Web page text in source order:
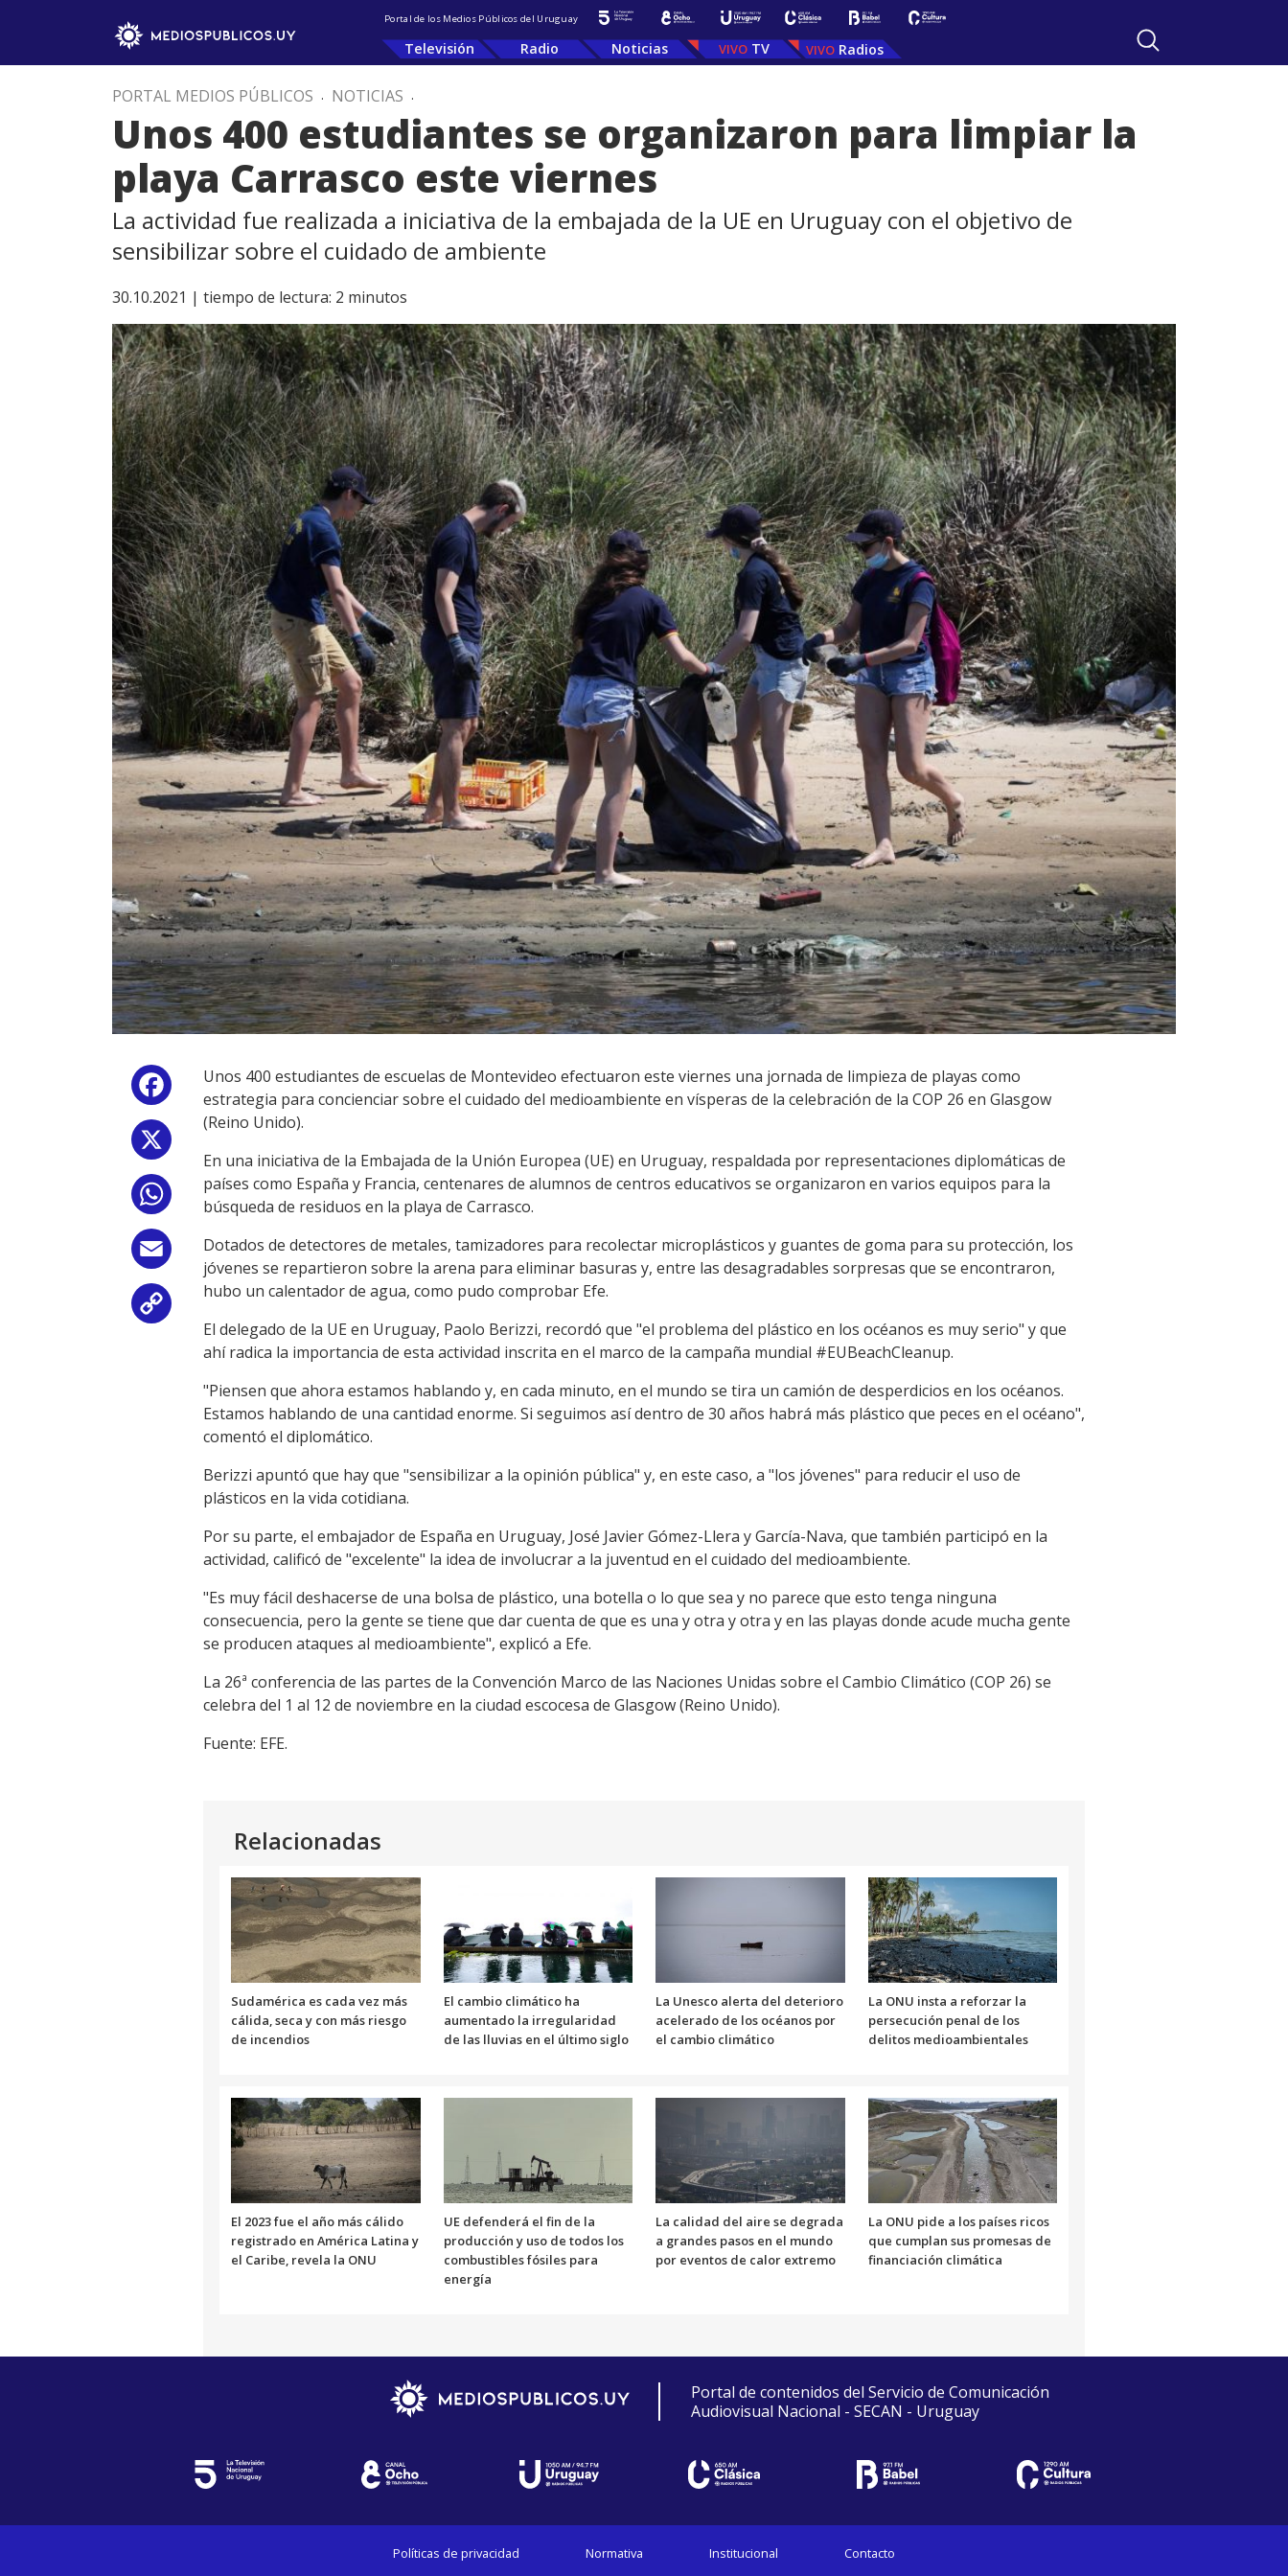
Portal de los Medios Públicos del Uruguay
Televisión Radio Noticias TV Radios
PORTAL MEDIOS PÚBLICOS . NOTICIAS .
Unos 400 estudiantes se organizaron para limpiar la
playa Carrasco este viernes
La actividad fue realizada a iniciativa de la embajada de la UE en Uruguay con el objetivo de
sensibilizar sobre el cuidado de ambiente
30.10.2021 | tiempo de lectura: 2 minutos
Facebook
WhatsApp
Email
Link
Unos 400 estudiantes de escuelas de Montevideo efectuaron este viernes una jornada de limpieza de playas como
estrategia para concienciar sobre el cuidado del medioambiente en vísperas de la celebración de la COP 26 en Glasgow
(Reino Unido).
En una iniciativa de la Embajada de la Unión Europea (UE) en Uruguay, respaldada por representaciones diplomáticas de
países como España y Francia, centenares de alumnos de centros educativos se organizaron en varios equipos para la
búsqueda de residuos en la playa de Carrasco.
Dotados de detectores de metales, tamizadores para recolectar microplásticos y guantes de goma para su protección, los
jóvenes se repartieron sobre la arena para eliminar basuras y, entre las desagradables sorpresas que se encontraron,
hubo un calentador de agua, como pudo comprobar Efe.
El delegado de la UE en Uruguay, Paolo Berizzi, recordó que "el problema del plástico en los océanos es muy serio" y que
ahí radica la importancia de esta actividad inscrita en el marco de la campaña mundial #EUBeachCleanup.
"Piensen que ahora estamos hablando y, en cada minuto, en el mundo se tira un camión de desperdicios en los océanos.
Estamos hablando de una cantidad enorme. Si seguimos así dentro de 30 años habrá más plástico que peces en el océano",
comentó el diplomático.
Berizzi apuntó que hay que "sensibilizar a la opinión pública" y, en este caso, a "los jóvenes" para reducir el uso de
plásticos en la vida cotidiana.
Por su parte, el embajador de España en Uruguay, José Javier Gómez-Llera y García-Nava, que también participó en la
actividad, calificó de "excelente" la idea de involucrar a la juventud en el cuidado del medioambiente.
"Es muy fácil deshacerse de una bolsa de plástico, una botella o lo que sea y no parece que esto tenga ninguna
consecuencia, pero la gente se tiene que dar cuenta de que es una y otra y otra y en las playas donde acude mucha gente
se producen ataques al medioambiente", explicó a Efe.
La 26ª conferencia de las partes de la Convención Marco de las Naciones Unidas sobre el Cambio Climático (COP 26) se
celebra del 1 al 12 de noviembre en la ciudad escocesa de Glasgow (Reino Unido).
Fuente: EFE.
Relacionadas
Sudamérica es cada vez más
cálida, seca y con más riesgo
de incendios
El cambio climático ha
aumentado la irregularidad
de las lluvias en el último siglo
La Unesco alerta del deterioro
acelerado de los océanos por
el cambio climático
La ONU insta a reforzar la
persecución penal de los
delitos medioambientales
El 2023 fue el año más cálido
registrado en América Latina y
el Caribe, revela la ONU
UE defenderá el fin de la
producción y uso de todos los
combustibles fósiles para
energía
La calidad del aire se degrada
a grandes pasos en el mundo
por eventos de calor extremo
La ONU pide a los países ricos
que cumplan sus promesas de
financiación climática
Portal de contenidos del Servicio de Comunicación
Audiovisual Nacional - SECAN - Uruguay
Políticas de privacidad Normativa Institucional Contacto